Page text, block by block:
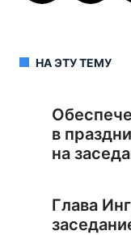
НА ЭТУ ТЕМУ
в
на
Глава